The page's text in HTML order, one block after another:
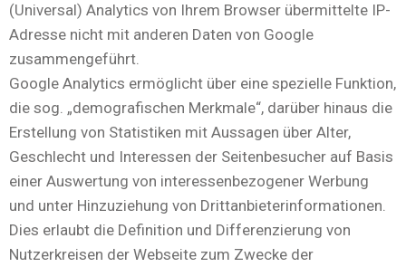
(Universal) Analytics von Ihrem Browser übermittelte IP-
Adresse nicht mit anderen Daten von Google
zusammengeführt.
Google Analytics ermöglicht über eine spezielle Funktion,
die sog. „demografischen Merkmale“, darüber hinaus die
Erstellung von Statistiken mit Aussagen über Alter,
Geschlecht und Interessen der Seitenbesucher auf Basis
einer Auswertung von interessenbezogener Werbung
und unter Hinzuziehung von Drittanbieterinformationen.
Dies erlaubt die Definition und Differenzierung von
Nutzerkreisen der Webseite zum Zwecke der